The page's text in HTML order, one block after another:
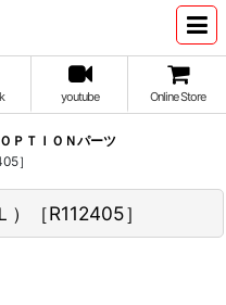
youtube Online Store
ＰＴＩＯＮパーツ
］
［R112405］